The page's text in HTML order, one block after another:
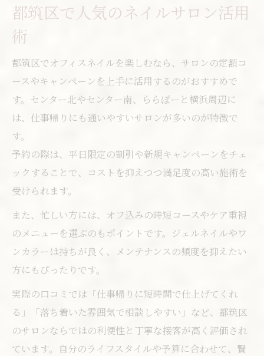
都筑区で人気のネイルサロン活用
術
都筑区でオフィスネイルを楽しむなら、サロンの定額コ
ースやキャンペーンを上手に活用するのがおすすめで
す。センター北やセンター南、ららぽーと横浜周辺に
は、仕事帰りにも通いやすいサロンが多いのが特徴で
す。
予約の際は、平日限定の割引や新規キャンペーンをチェ
ックすることで、コストを抑えつつ満足度の高い施術を
受けられます。
また、忙しい方には、オフ込みの時短コースやケア重視
のメニューを選ぶのもポイントです。ジェルネイルやワ
ンカラーは持ちが良く、メンテナンスの頻度を抑えたい
方にもぴったりです。
実際の口コミでは「仕事帰りに短時間で仕上げてくれ
る」「落ち着いた雰囲気で相談しやすい」など、都筑区
のサロンならではの利便性と丁寧な接客が高く評価され
ています。自分のライフスタイルや予算に合わせて、賢